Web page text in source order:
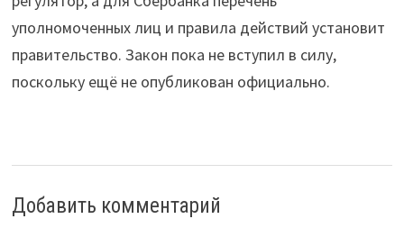
уполномоченных лиц и правила действий установит
правительство. Закон пока не вступил в силу,
поскольку ещё не опубликован официально.
Добавить комментарий